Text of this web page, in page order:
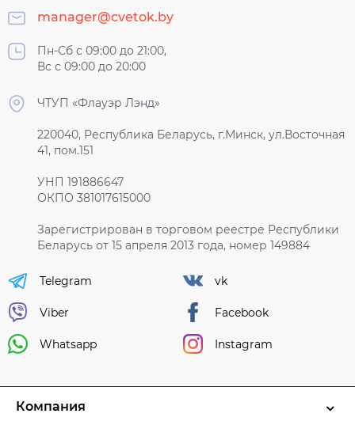
manager@cvetok.by
Пн-Сб с 09:00 до 21:00,
Вс с 09:00 до 20:00
ЧТУП «Флауэр Лэнд»
220040, Республика Беларусь, г.Минск, ул.Восточная
41, пом.151
УНП 191886647
ОКПО 381017615000
Зарегистрирован в торговом реестре Республики
Беларусь от 15 апреля 2013 года, номер 149884
Telegram
Viber
Whatsapp
vk
Facebook
Instagram
Компания